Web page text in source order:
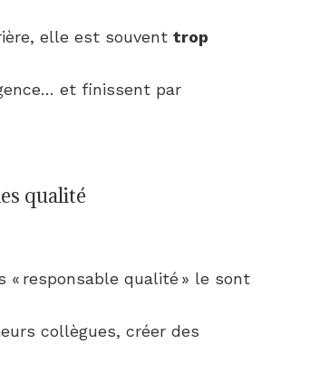
elle est souvent trop
et finissent par
qualité
« responsable qualité » le sont
collègues, créer des